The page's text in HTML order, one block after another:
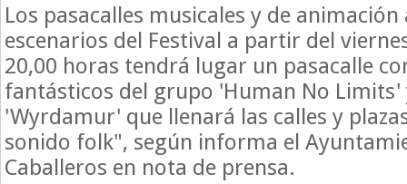
Los pasacalles musicales y de
escenarios del Festival a partir del
20,00 horas tendrá lugar un pasacalle
fantásticos del grupo 'Human No Limits'
'Wyrdamur' que llenará las calles y
sonido folk", según informa el
Caballeros en nota de prensa.